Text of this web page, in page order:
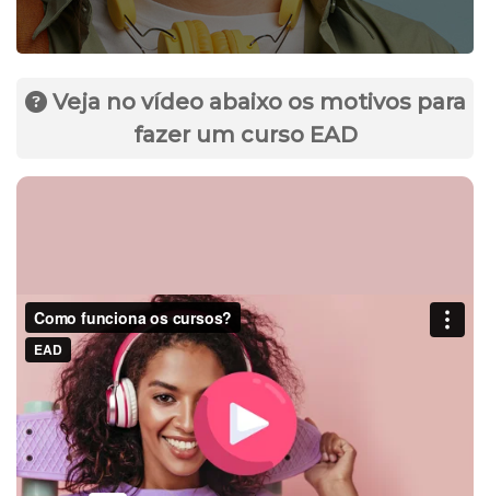
Veja no vídeo abaixo os motivos para
fazer um curso EAD